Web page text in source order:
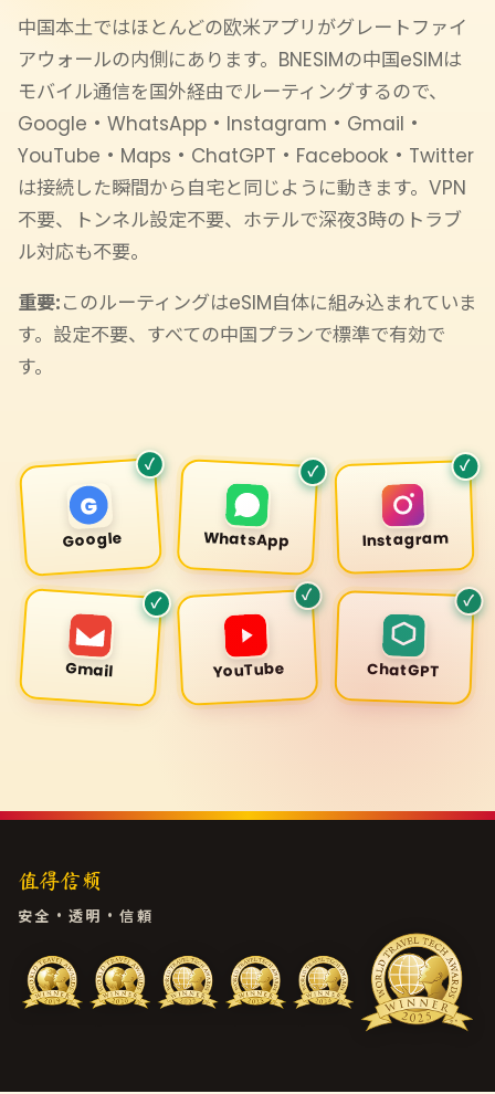
中国本土ではほとんどの欧米アプリがグレートファイ
アウォールの内側にあります。BNESIMの中国eSIMは
モバイル通信を国外経由でルーティングするので、
Google・WhatsApp・Instagram・Gmail・
YouTube・Maps・ChatGPT・Facebook・Twitter
は接続した瞬間から自宅と同じように動きます。VPN
不要、トンネル設定不要、ホテルで深夜3時のトラブ
ル対応も不要。
重要:このルーティングはeSIM自体に組み込まれていま
す。設定不要、すべての中国プランで標準で有効で
す。
G
Google
✓
WhatsApp
✓
Instagram
✓
Gmail
✓
YouTube
✓
ChatGPT
✓
值得信赖
安全・透明・信頼